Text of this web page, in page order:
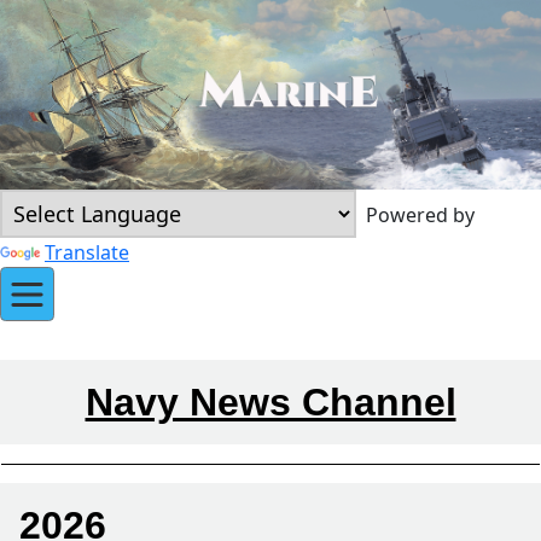
Powered by
Translate
Navy News Channel
2026